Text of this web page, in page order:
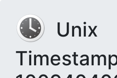
Unix